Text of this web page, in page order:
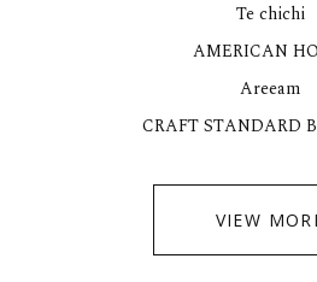
Te chichi
AMERICAN
Areeam
CRAFT STANDARD
VIEW